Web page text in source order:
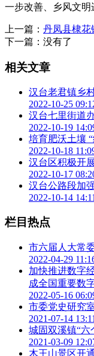
一步改善、乡风文明
上一篇： 丹凤县棣花
下一篇：没有了
相关文章
汉台老君镇乡
2022-10-25
汉台七里街道
2022-10-19
培育肥沃土壤
2022-10-18
汉台区积极开
2022-10-17
汉台公路段加
2022-10-14 14:11
栏目热点
市六届人大常
2022-04-29
加快推进数字
成全国重要数
2022-05-16
市委党史研究
2021-07-14 13:11
城固双溪镇“六
2021-03-09
木王山景区开